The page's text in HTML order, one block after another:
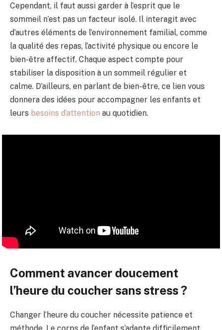
Cependant, il faut aussi garder à l’esprit que le
sommeil n’est pas un facteur isolé. Il interagit avec
d’autres éléments de l’environnement familial, comme
la qualité des repas, l’activité physique ou encore le
bien-être affectif. Chaque aspect compte pour
stabiliser la disposition à un sommeil régulier et
calme. D’ailleurs, en parlant de bien-être, ce lien vous
donnera des idées pour accompagner les enfants et
leurs besoins d’attention au quotidien.
Comment avancer doucement
l’heure du coucher sans stress ?
Changer l’heure du coucher nécessite patience et